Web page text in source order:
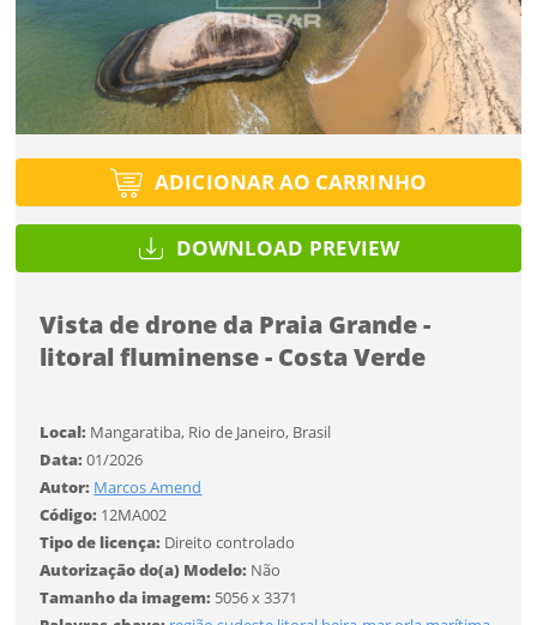
ADICIONAR AO CARRINHO
DOWNLOAD PREVIEW
Vista de drone da Praia Grande -
litoral fluminense - Costa Verde
Local: Mangaratiba, Rio de Janeiro, Brasil
Data:01/2026
Autor: Marcos Amend
Código: 12MA002
Tipo de licença: Direito controlado
Autorização do(a) Modelo: Não
Tamanho da imagem: 5056 x 3371
Tipo de projeto
Selecione
Utilização
Título do projeto
Selecione
Utilização
Formato
Esqueci a senha
ENTRAR
Você ainda não tem conta?
CADASTRE-SE
ENTRAR
ENVIAR
Protegido por reCAPTCHA — Privacidade Termos
Tipo de projeto
Selecione
Utilização
Tamanho
Tamanho MR$ 114,00
Tamanho GR$ 171,00